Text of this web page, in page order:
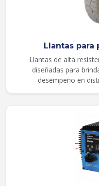
Llantas para
Llantas de alta
diseñadas para
desempeño en